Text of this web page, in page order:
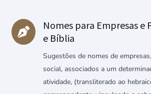

Nomes para Empresas e
e Bíblia
Sugestões de nomes de
social, associados a um
atividade, (transliterado ao